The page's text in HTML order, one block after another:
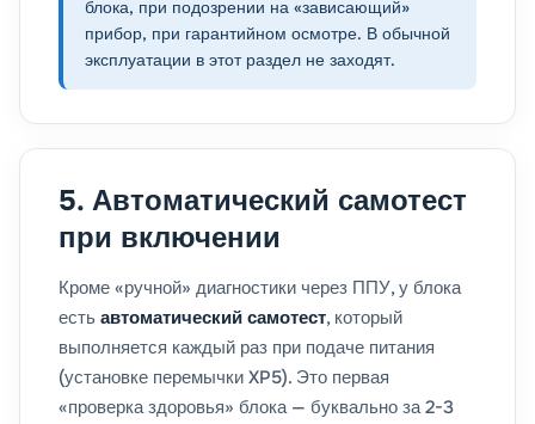
блока, при подозрении на «зависающий»
прибор, при гарантийном осмотре. В обычной
эксплуатации в этот раздел не заходят.
5. Автоматический самотест
при включении
Кроме «ручной» диагностики через ППУ, у блока
есть автоматический самотест, который
выполняется каждый раз при подаче питания
(установке перемычки XP5). Это первая
«проверка здоровья» блока — буквально за 2-3